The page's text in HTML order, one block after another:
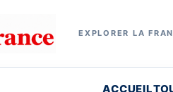
EXPLORER LA
ACCUEIL